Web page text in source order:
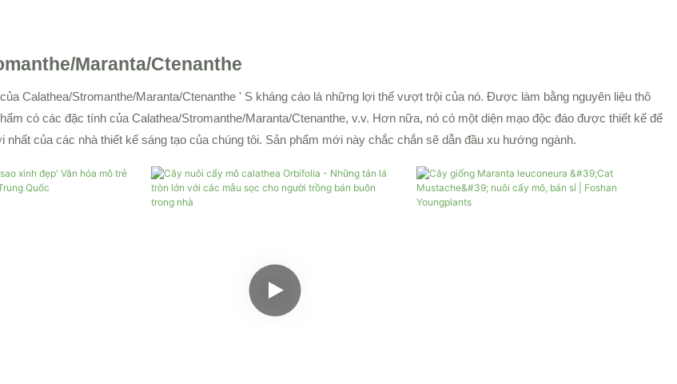
Maranta/Ctenanthe
Calathea/Stromanthe/Maranta/Ctenanthe ' S kháng cáo là những lợi thế vượt trội của nó. Được làm bằng nguyên liệu thô
có các đặc tính của Calathea/Stromanthe/Maranta/Ctenanthe, v.v. Hơn nữa, nó có một diện mạo độc đáo được thiết kế để
nhất của các nhà thiết kế sáng tạo của chúng tôi. Sản phẩm mới này chắc chắn sẽ dẫn đầu xu hướng ngành.